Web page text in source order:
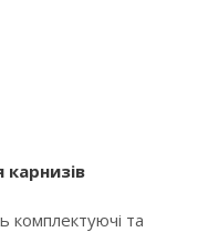
комплектуючі та